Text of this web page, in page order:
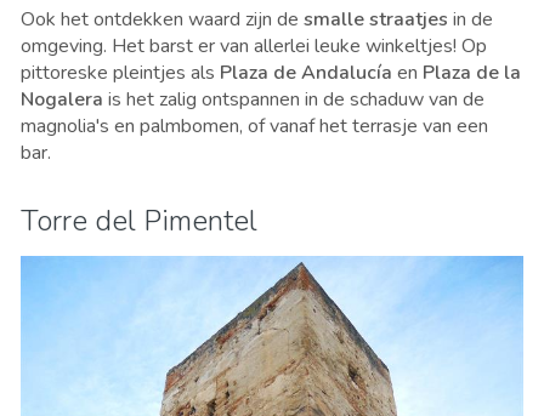
Ook het ontdekken waard zijn de smalle straatjes in de
omgeving. Het barst er van allerlei leuke winkeltjes! Op
pittoreske pleintjes als Plaza de Andalucía en Plaza de la
Nogalera is het zalig ontspannen in de schaduw van de
magnolia's en palmbomen, of vanaf het terrasje van een
bar.
Torre del Pimentel